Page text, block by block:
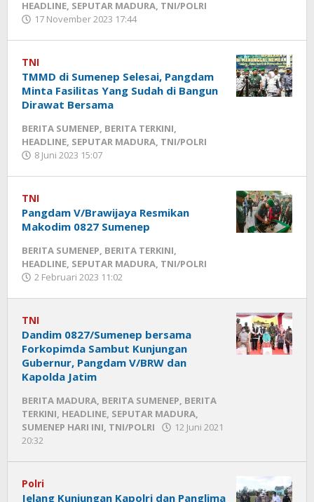
HEADLINE, SEPUTAR MADURA, TNI/POLRI
17 November 2023 17:44
TNI
TMMD di Sumenep Selesai, Pangdam
Minta Fasilitas Yang Sudah di Bangun
Dirawat Bersama
BERITA SUMENEP, BERITA TERKINI,
HEADLINE, SEPUTAR MADURA, TNI/POLRI
8 Juni 2023 15:07
TNI
Pangdam V/Brawijaya Resmikan
Makodim 0827 Sumenep
BERITA SUMENEP, BERITA TERKINI,
HEADLINE, SEPUTAR MADURA, TNI/POLRI
2 Februari 2023 11:02
TNI
Dandim 0827/Sumenep bersama
Forkopimda Sambut Kunjungan
Gubernur, Pangdam V/BRW dan
Kapolda Jatim
BERITA MADURA, BERITA SUMENEP, BERITA
TERKINI, HEADLINE, SEPUTAR MADURA,
SUMENEP HARI INI, TNI/POLRI
12 Juni 2021
20:32
Polri
Jelang Kunjungan Kapolri dan Panglima